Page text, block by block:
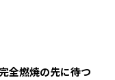
全燃焼の先に待つ